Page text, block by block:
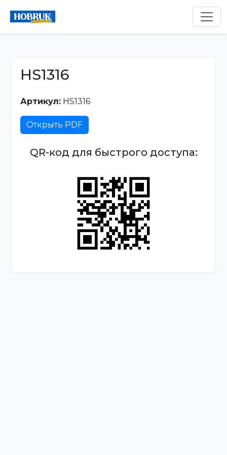
HS1316
Артикул: HS1316
Открыть PDF
QR-код для быстрого доступа: